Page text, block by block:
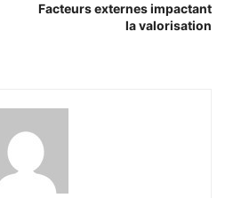
Facteurs externes impactant
la valorisation